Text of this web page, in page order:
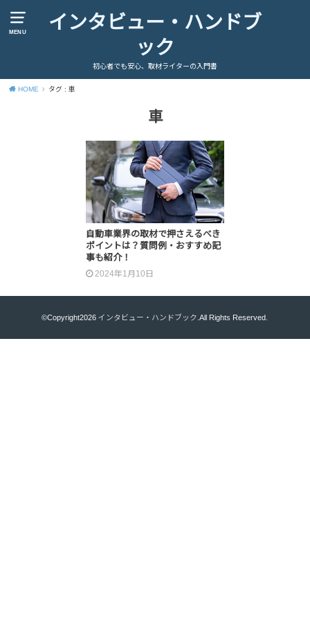
MENU
インタビュー・ハンドブ
ック
初心者でも安心、取材ライターの入門書
HOME タグ : 車
車
自動車業界の取材で押さえるべき
ポイントは？質問例・おすすめ記
事も紹介！
2024年1月10日
©Copyright2026インタビュー・ハンドブック .All Rights Reserved.